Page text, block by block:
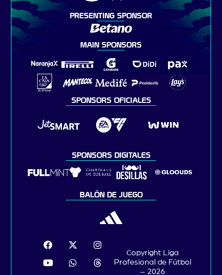
PRESENTING SPONSOR
MAIN SPONSORS
SPONSORS OFICIALES
SPONSORS DIGITALES
BALÓN DE JUEGO
Copyright Liga
Profesional de Fútbol
– 2026